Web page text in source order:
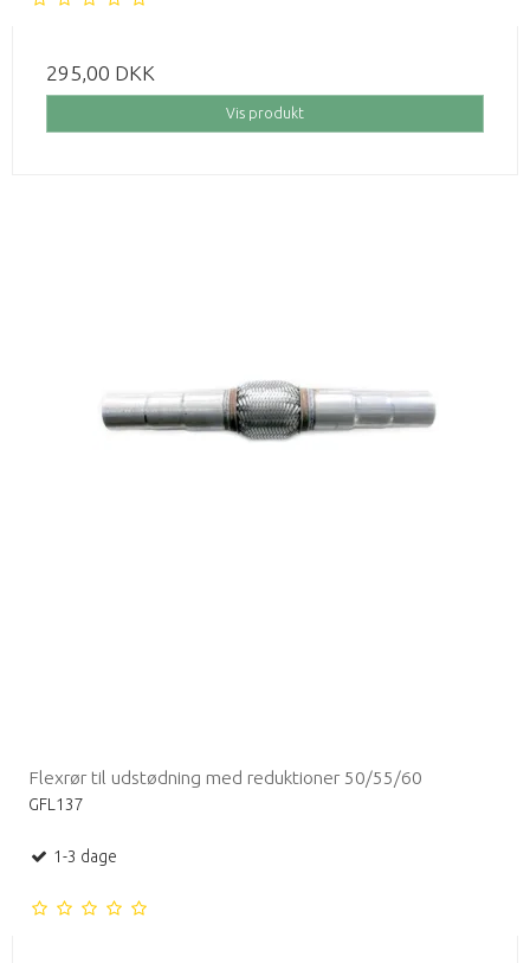
295,00 DKK
Vis produkt
Flexrør til udstødning med reduktioner 50/55/60
GFL137
1-3 dage